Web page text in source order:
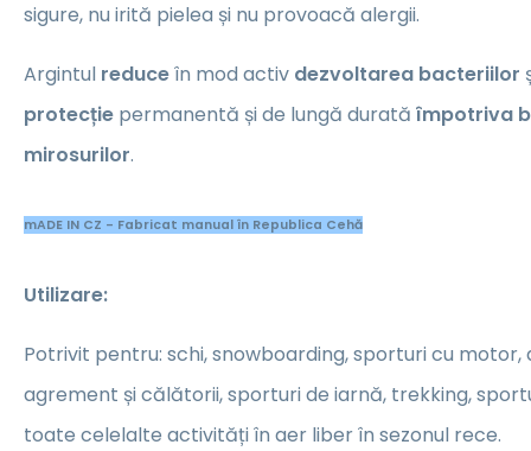
sigure, nu irită pielea și nu provoacă alergii.
Argintul reduceîn mod activ dezvoltarea bacteriilor
protecție permanentă și de lungă durată împotriva
mirosurilor.
mADE IN CZ - Fabricat manual în Republica Cehă
Utilizare:
Potrivit pentru: schi, snowboarding, sporturi cu motor,
agrement și călătorii, sporturi de iarnă, trekking,
toate celelalte activități în aer liber în sezonul rece.